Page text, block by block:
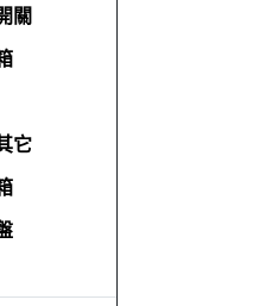
關
它